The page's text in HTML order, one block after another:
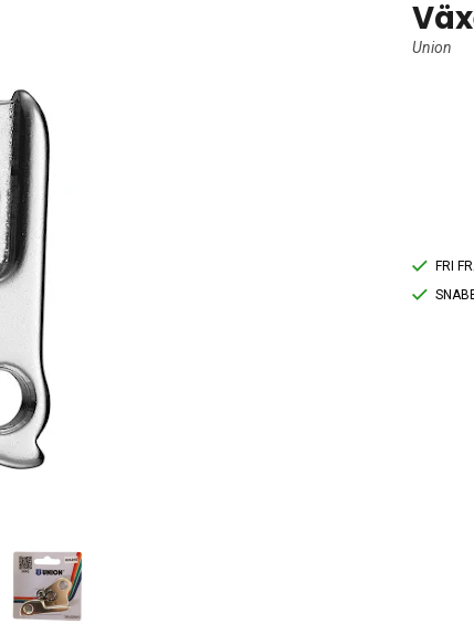
Union
FRI